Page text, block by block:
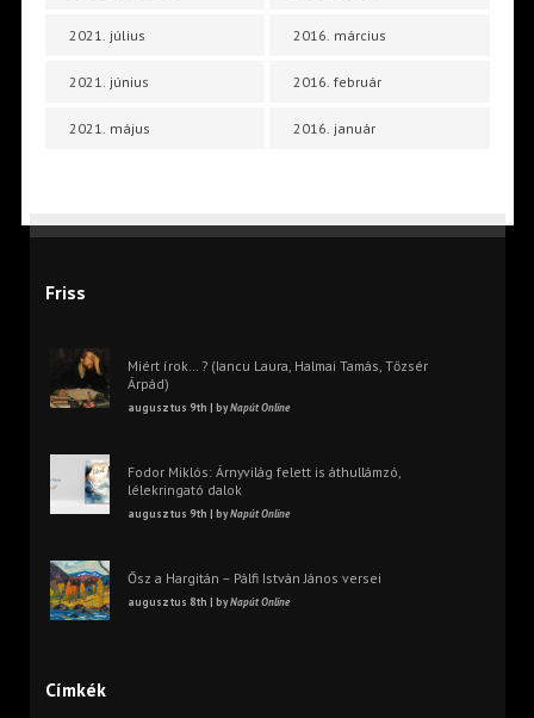
2021. július
2021. június
2021. május
2016. március
2016. február
2016. január
Friss
Miért írok… ? (Iancu Laura, Halmai Tamás, Tőzsér
Árpád)
augusztus 9th | byNapút Online
Fodor Miklós: Árnyvilág felett is áthullámzó,
lélekringató dalok
augusztus 9th | byNapút Online
Ősz a Hargitán – Pálfi István János versei
augusztus 8th | byNapút Online
Címkék